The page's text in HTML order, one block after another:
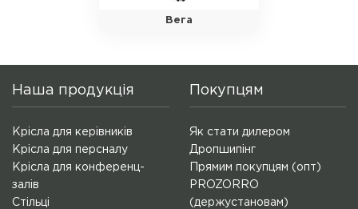
Вега
Наша продукція
Крісла для керівників
Крісла для персналу
Крісла для конференц-
залів
Стільці
Покупцям
Як стати дилером
Дропшипінг
Прямим покупцям (опт)
PROZORRO
(держустановам)